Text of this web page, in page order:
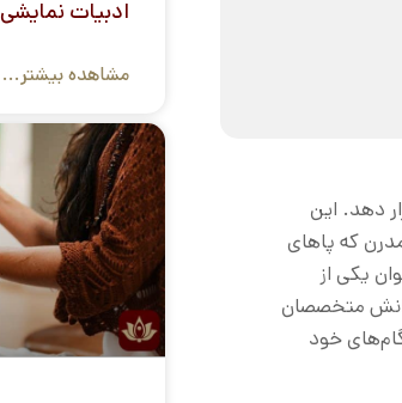
دهد. این
که پاهای
یکی از
متخصصان
خود
ادبیات نمایشی
مشاهده بیشتر...